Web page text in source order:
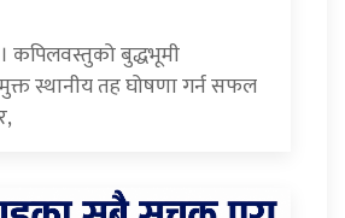
कपिलवस्तुको बुद्धभूमी
स्थानीय तह घोषणा गर्न सफल